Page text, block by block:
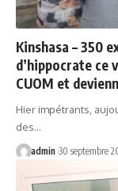
Kinshasa – 350
d’hippocrate ce
CUOM et
Hier impétrants,
des…
admin 30 septembre